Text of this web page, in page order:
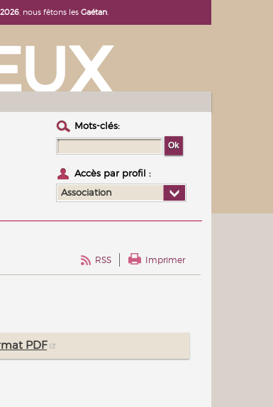
, nous fêtons lesGaétan
Mots-clés :
Accès par profil :
Association
RSS Imprimer
PDF